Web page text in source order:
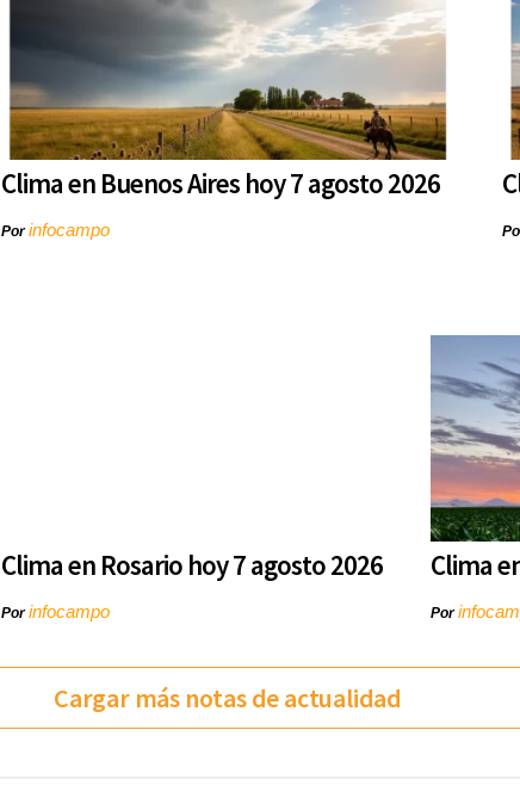
Clima en Buenos Aires hoy 7 agosto 2026
Porinfocampo
Clima en Rosario hoy 7 agosto 2026
Porinfocampo
Clima
Por
Cargar más notas de actualidad